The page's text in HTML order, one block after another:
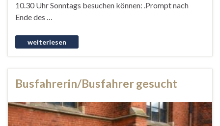
10.30 Uhr Sonntags besuchen können: .Prompt nach
Ende des …
Busfahrerin/Busfahrer gesucht